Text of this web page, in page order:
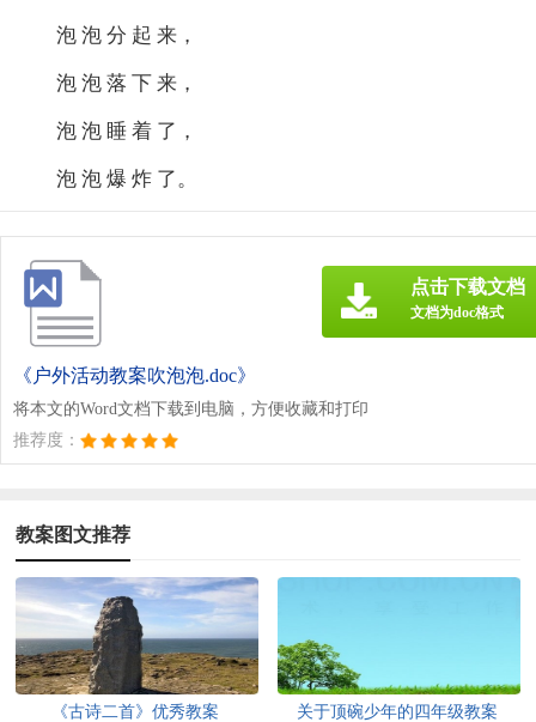
泡 泡 分 起 来，
泡 泡 落 下 来，
泡 泡 睡 着 了，
泡 泡 爆 炸 了。
《户外活动教案吹泡泡.doc》
将本文的Word文档下载到电脑，方便收藏和打印
推荐度：
点击下载文档
文档为doc格式
教案图文推荐
《古诗二首》优秀教案 关于顶碗少年的四年级教案